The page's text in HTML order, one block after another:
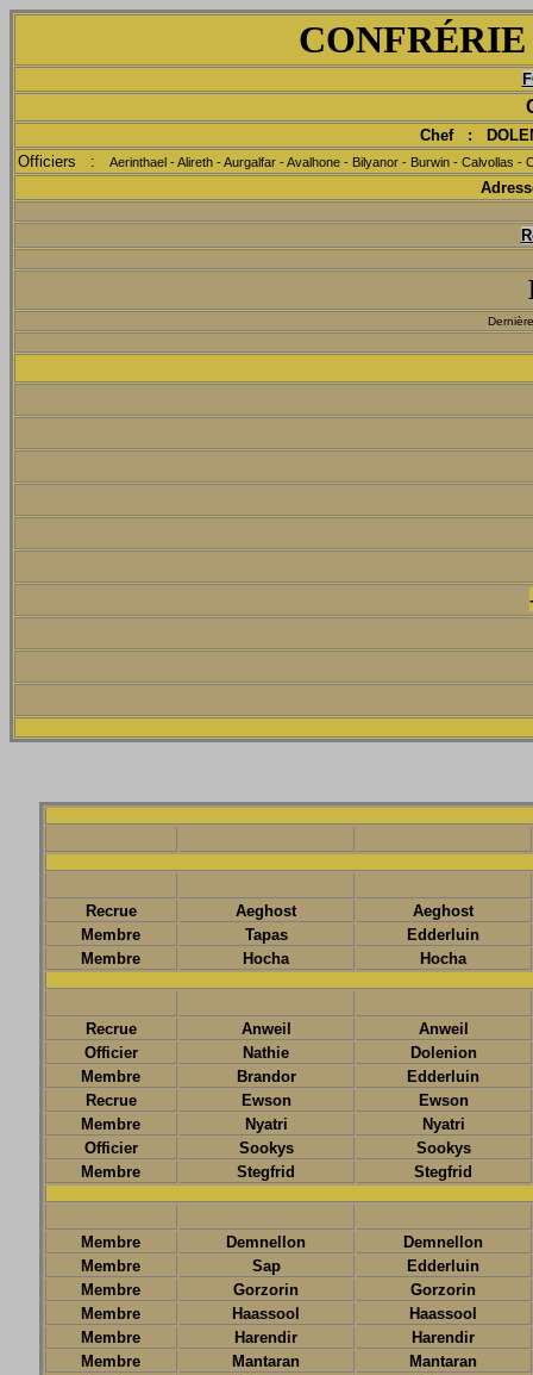
CONF
Chef :
Officiers :
Aerinthael - Alireth - Aurgalfar - Avalhone - Bilyanor - Burwin - Calvollas
Recrue Aeghost
Aeghost
Membre
Tapas
Edderluin
Membre
Hocha Hocha
Recrue Anweil
Anweil
Officier
Nathie
Dolenion
Membre
Brandor
Edderluin
Recrue
Ewson
Ewson
Membre
Nyatri
Nyatri
Officier
Sookys
Sookys
Membre
Stegfrid Stegfrid
Membre Demnellon
Demnellon
Membre
Sap
Edderluin
Membre
Gorzorin
Gorzorin
Membre
Haassool
Haassool
Membre
Harendir
Harendir
Membre
Mantaran
Mantaran